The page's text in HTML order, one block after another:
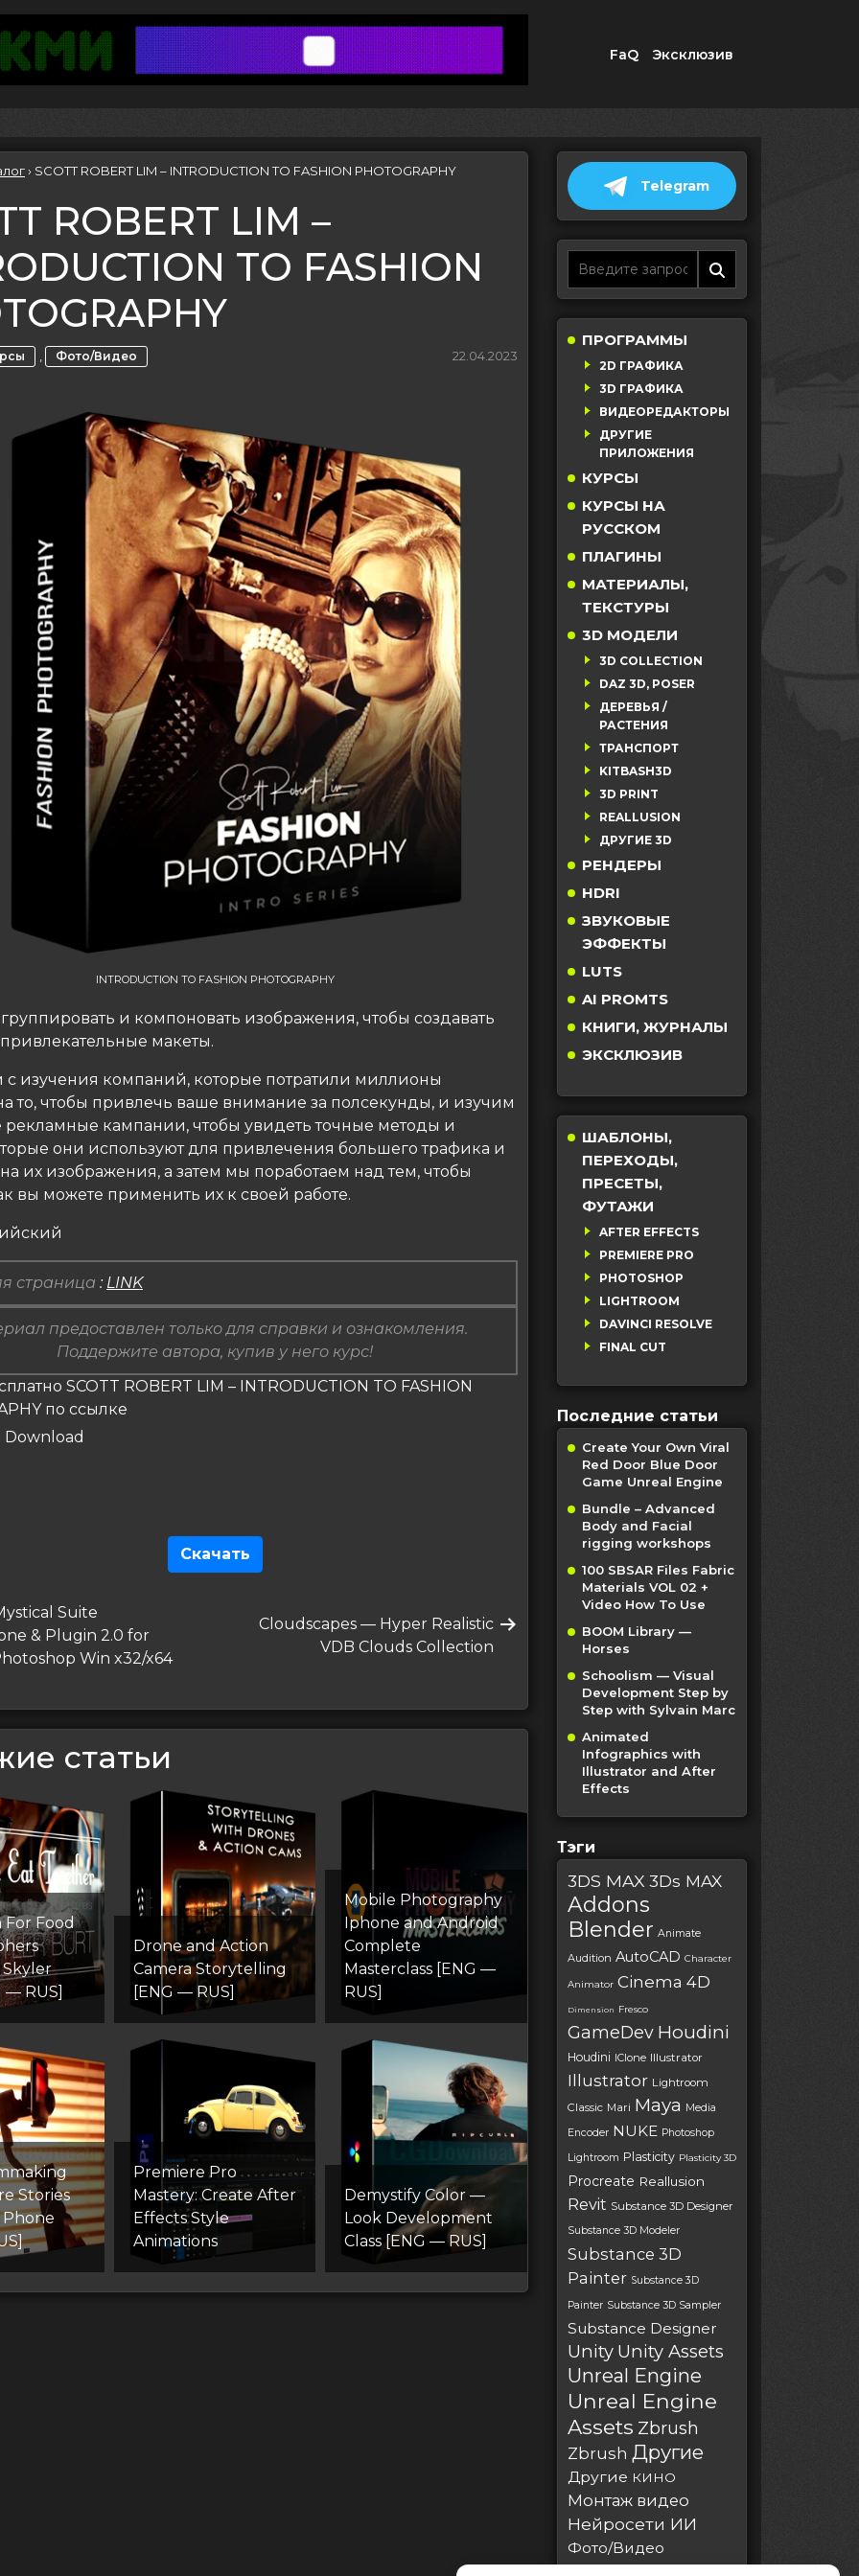
FaQ Эксклюзив
› SCOTT ROBERT LIM – INTRODUCTION TO FASHION PHOTOGRAPHY
ROBERT LIM –
TO FASHION
, Фото/Видео 22.04.2023
INTRODUCTION TO FASHION PHOTOGRAPHY
и компоновать изображения, чтобы создавать
макеты.
изучения компаний, которые потратили миллионы
то, чтобы привлечь ваше внимание за полсекунды, и изучим
рекламные кампании, чтобы увидеть точные методы и
они используют для привлечения большего трафика и
их изображения, а затем мы поработаем над тем, чтобы
вы можете применить их к своей работе.
страница : LINK
предоставлен только для справки и ознакомления.
Поддержите автора, купив у него курс!
SCOTT ROBERT LIM – INTRODUCTION TO FASHION
по ссылке
Скачать
Suite
& Plugin 2.0 for
Win x32/x64
Следующая
Cloudscapes — Hyper Realistic
VDB Clouds Collection
статьи
For Food
Skyler
— RUS]
Drone and Action
Camera Storytelling
[ENG — RUS]
Mobile Photography
Iphone and Android
Complete
Masterclass [ENG —
RUS]
Stories
Premiere Pro
Mastery: Create After
Effects Style
Animations
Demystify Color —
Look Development
Class [ENG — RUS]
Telegram
ПРОГРАММЫ
2D ГРАФИКА
3D ГРАФИКА
ВИДЕОРЕДАКТОРЫ
ДРУГИЕ
ПРИЛОЖЕНИЯ
КУРСЫ
КУРСЫ НА
РУССКОМ
ПЛАГИНЫ
МАТЕРИАЛЫ,
ТЕКСТУРЫ
3D МОДЕЛИ
3D COLLECTION
DAZ 3D, POSER
ДЕРЕВЬЯ /
РАСТЕНИЯ
ТРАНСПОРТ
KITBASH3D
3D PRINT
REALLUSION
ДРУГИЕ 3D
РЕНДЕРЫ
HDRI
ЗВУКОВЫЕ
ЭФФЕКТЫ
LUTS
AI PROMTS
КНИГИ, ЖУРНАЛЫ
ЭКСКЛЮЗИВ
ШАБЛОНЫ,
ПЕРЕХОДЫ,
ПРЕСЕТЫ,
ФУТАЖИ
AFTER EFFECTS
PREMIERE PRO
PHOTOSHOP
LIGHTROOM
DAVINCI RESOLVE
FINAL CUT
Последние статьи
Create Your Own Viral
Red Door Blue Door
Game Unreal Engine
Bundle – Advanced
Body and Facial
rigging workshops
100 SBSAR Files Fabric
Materials VOL 02 +
Video How To Use
BOOM Library —
Horses
Schoolism — Visual
Development Step by
Step with Sylvain Marc
Animated
Infographics with
Illustrator and After
Effects
Тэги
3DS MAX 3Ds MAX
Addons
Blender Animate
Audition AutoCAD Character
Animator Cinema 4D
Dimension Fresco
GameDev Houdini
Houdini IClone Illustrator
Illustrator Lightroom
Classic Mari Maya
Media
Encoder NUKE Photoshop
Lightroom Plasticity Plasticity 3D
Procreate Reallusion
Revit Substance 3D Designer
Substance 3D Modeler
Substance 3D
Painter Substance 3D
Painter Substance 3D Sampler
Substance Designer
Unity Unity Assets
Unreal Engine
Unreal Engine
Assets Zbrush
Zbrush Другие
Другие КИНО
Монтаж видео
Нейросети ИИ
Фото/Видео